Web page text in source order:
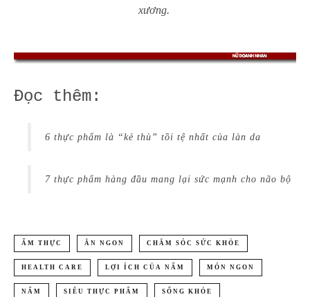
xương.
Đọc thêm:
6 thực phẩm là “kẻ thù” tồi tệ nhất của làn da
7 thực phẩm hàng đầu mang lại sức mạnh cho não bộ
ẨM THỰC ĂN NGON CHĂM SÓC SỨC KHỎE
HEALTH CARE LỢI ÍCH CỦA NẤM MÓN NGON
NẤM SIÊU THỰC PHẨM SỐNG KHỎE